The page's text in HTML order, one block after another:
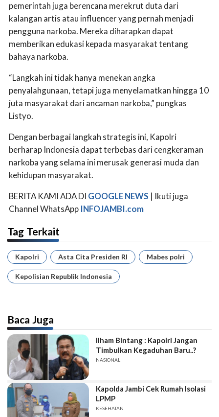
pemerintah juga berencana merekrut duta dari
kalangan artis atau influencer yang pernah menjadi
pengguna narkoba. Mereka diharapkan dapat
memberikan edukasi kepada masyarakat tentang
bahaya narkoba.
“Langkah ini tidak hanya menekan angka
penyalahgunaan, tetapi juga menyelamatkan hingga 10
juta masyarakat dari ancaman narkoba,” pungkas
Listyo.
Dengan berbagai langkah strategis ini, Kapolri
berharap Indonesia dapat terbebas dari cengkeraman
narkoba yang selama ini merusak generasi muda dan
kehidupan masyarakat.
BERITA KAMI ADA DI GOOGLE NEWS | Ikuti juga
Channel WhatsApp INFOJAMBI.com
Tag Terkait
Kapolri Asta Cita Presiden RI Mabes polri
Kepolisian Republik Indonesia
Baca Juga
Ilham Bintang : Kapolri Jangan
Timbulkan Kegaduhan Baru..?
NASIONAL
Kapolda Jambi Cek Rumah Isolasi
LPMP
KESEHATAN